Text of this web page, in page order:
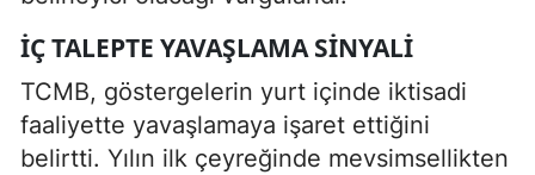
İÇ TALEPTE YAVAŞLAMA SINYALI
TCMB, göstergelerin yurt içinde iktisadi
faaliyette yavaşlamaya işaret ettiğini
belirtti. Yılın ilk çeyreğinde mevsimsellikten